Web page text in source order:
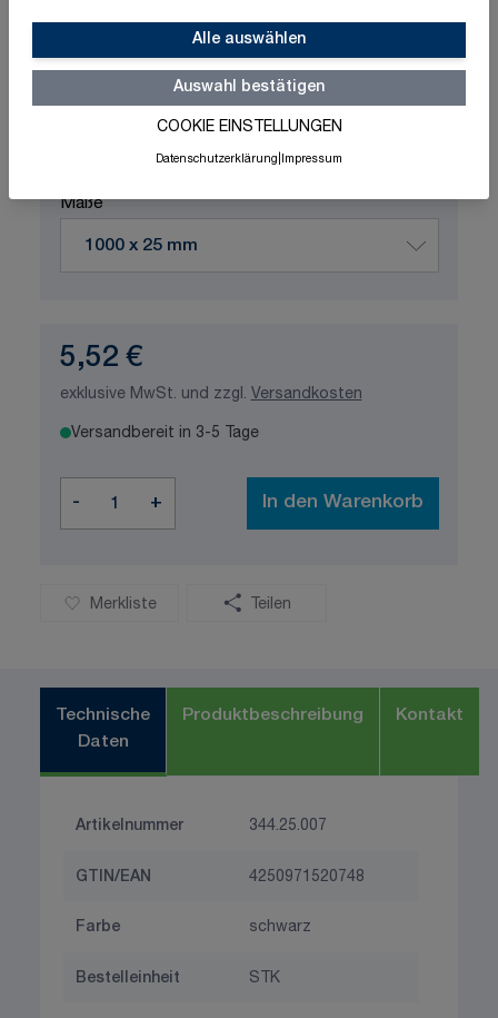
Alle auswählen
Auswahl bestätigen
COOKIE EINSTELLUNGEN
Datenschutzerklärung Impressum
Schnelle Lieferung
Made in Germany
Produktvariation wählen
Maße
5,52 €
exklusive MwSt. und zzgl. Versandkosten
Versandbereit in 3-5 Tage
- + In den Warenkorb
Merkliste Teilen
Technische
Daten
Produktbeschreibung Kontakt
Artikelnummer 344.25.007
GTIN/EAN 4250971520748
Farbe schwarz
Bestelleinheit STK